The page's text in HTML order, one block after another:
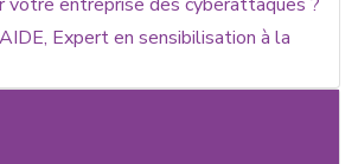
Expert en sensibilisation à la